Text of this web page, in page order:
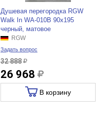
Душевая перегородка RGW
Walk In WA-010B 90x195
черный, матовое
RGW
Задать вопрос
32 888
26 968
В корзину